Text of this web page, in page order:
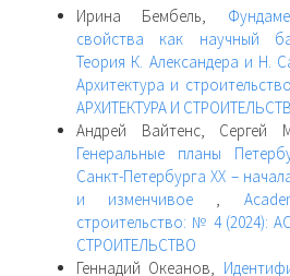
Ирина Бембель,
свойства как научный
Теория К. Александера и Н.
Архитектура и
АРХИТЕКТУРА И
Андрей Вайтенс, Сергей
Генеральные планы
Санкт-Петербурга XX –
и изменчивое ,
строительство: № 4 (2024):
СТРОИТЕЛЬСТВО
Геннадий Океанов,